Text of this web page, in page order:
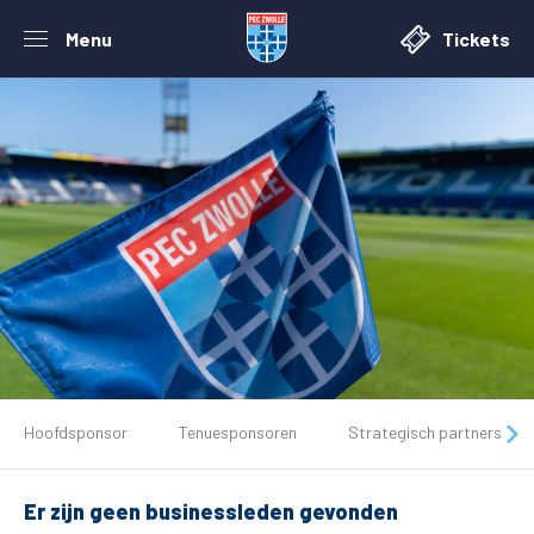
Menu Tickets
Tickets
Matchdays
Hoofdsponsor Tenuesponsoren Strategisch partners
Er zijn geen businessleden gevonden